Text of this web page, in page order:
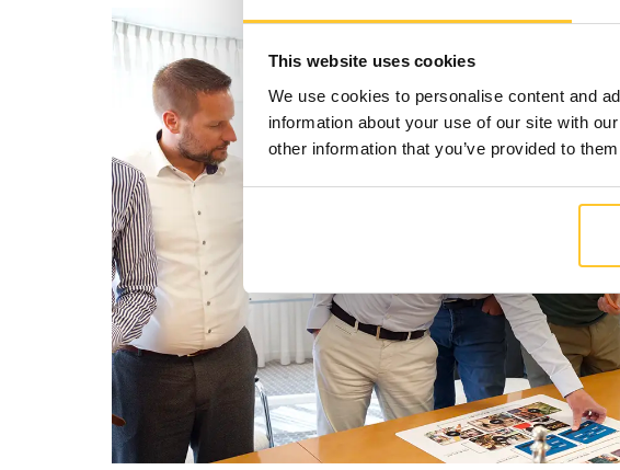
This website uses cookies
We use cookies to personalise content and
information about your use of our site with
other information that you’ve provided to